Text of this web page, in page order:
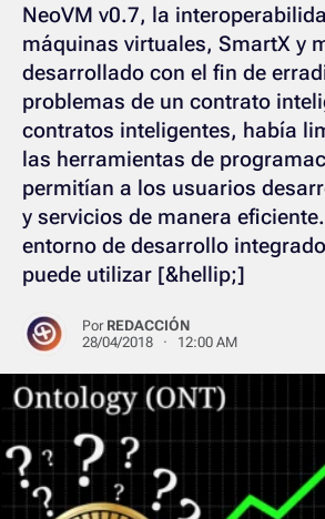
NeoVM v0.7, la
máquinas virtuales, SmartX y
desarrollado con el fin de
problemas de un contrato
contratos inteligentes, había
las herramientas de
permitían a los usuarios
y servicios de manera
entorno de desarrollo
puede utilizar [&hellip;]
Por REDACCIÓN
28/04/2018 · 12:00 AM